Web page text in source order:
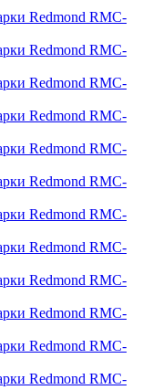
Redmond RMC-
Redmond RMC-
Redmond RMC-
Redmond RMC-
Redmond RMC-
Redmond RMC-
Redmond RMC-
Redmond RMC-
Redmond RMC-
Redmond RMC-
Redmond RMC-
Redmond RMC-